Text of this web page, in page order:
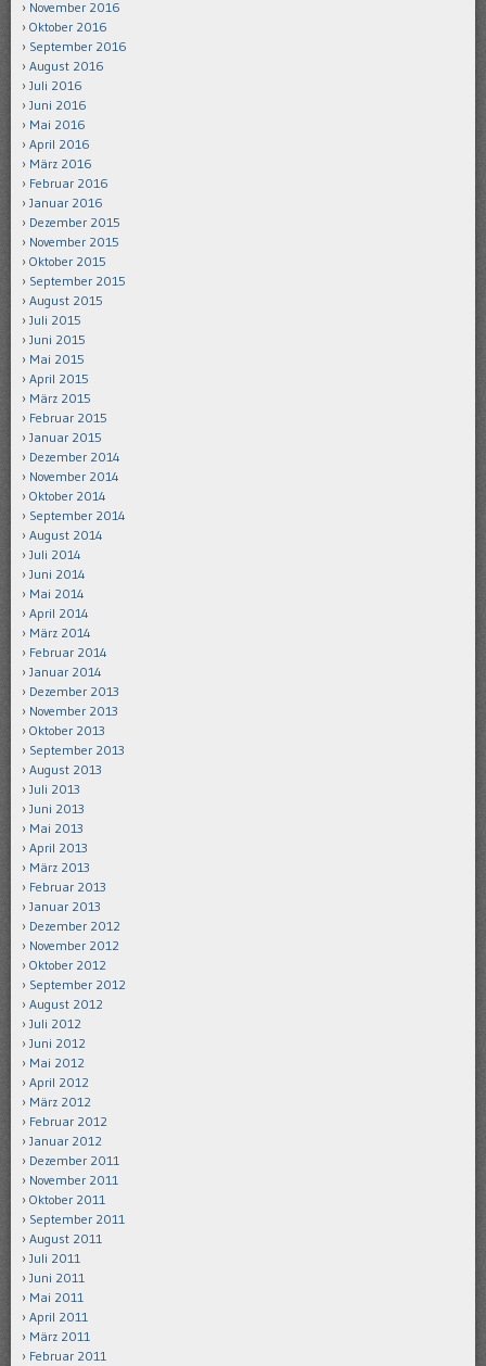
November 2016
Oktober 2016
September 2016
August 2016
Juli 2016
Juni 2016
Mai 2016
April 2016
März 2016
Februar 2016
Januar 2016
Dezember 2015
November 2015
Oktober 2015
September 2015
August 2015
Juli 2015
Juni 2015
Mai 2015
April 2015
März 2015
Februar 2015
Januar 2015
Dezember 2014
November 2014
Oktober 2014
September 2014
August 2014
Juli 2014
Juni 2014
Mai 2014
April 2014
März 2014
Februar 2014
Januar 2014
Dezember 2013
November 2013
Oktober 2013
September 2013
August 2013
Juli 2013
Juni 2013
Mai 2013
April 2013
März 2013
Februar 2013
Januar 2013
Dezember 2012
November 2012
Oktober 2012
September 2012
August 2012
Juli 2012
Juni 2012
Mai 2012
April 2012
März 2012
Februar 2012
Januar 2012
Dezember 2011
November 2011
Oktober 2011
September 2011
August 2011
Juli 2011
Juni 2011
Mai 2011
April 2011
März 2011
Februar 2011